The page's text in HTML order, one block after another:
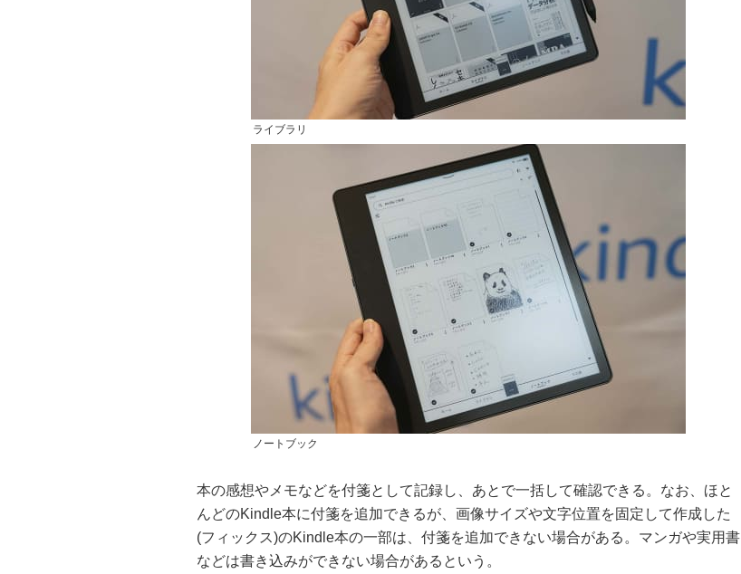
ライブラリ
ノートブック
本の感想やメモなどを付箋として記録し、あとで一括して確認できる。なお、ほと
んどのKindle本に付箋を追加できるが、画像サイズや文字位置を固定して作成した
(フィックス)のKindle本の一部は、付箋を追加できない場合がある。マンガや実用書
などは書き込みができない場合があるという。